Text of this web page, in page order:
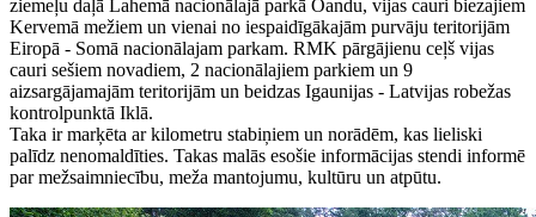
ziemeļu daļā Lahemā nacionālajā parkā Oandu, vijas cauri biezajiem
Kervemā mežiem un vienai no iespaidīgākajām purvāju teritorijām
Eiropā - Somā nacionālajam parkam. RMK pārgājienu ceļš vijas
cauri sešiem novadiem, 2 nacionālajiem parkiem un 9
aizsargājamajām teritorijām un beidzas Igaunijas - Latvijas robežas
kontrolpunktā Iklā.
Taka ir marķēta ar kilometru stabiņiem un norādēm, kas lieliski
palīdz nenomaldīties. Takas malās esošie informācijas stendi informē
par mežsaimniecību, meža mantojumu, kultūru un atpūtu.